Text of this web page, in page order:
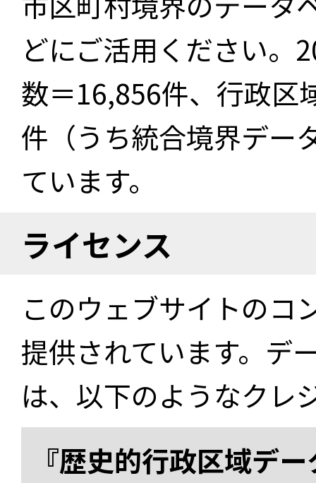
どにご活用ください。
数＝16,856件、行政区
件（うち統合境界デー
ています。
ライセンス
このウェブサイトのコ
提供されています。デ
は、以下のようなクレ
『歴史的行政区域デ